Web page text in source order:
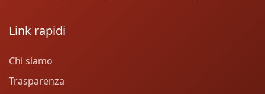
Link rapidi
Chi siamo
Trasparenza